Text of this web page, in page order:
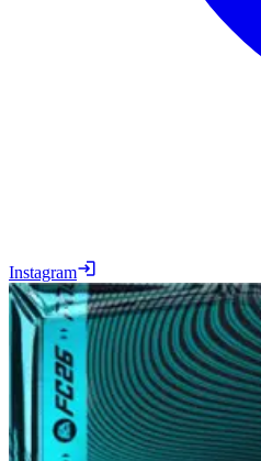
Instagram